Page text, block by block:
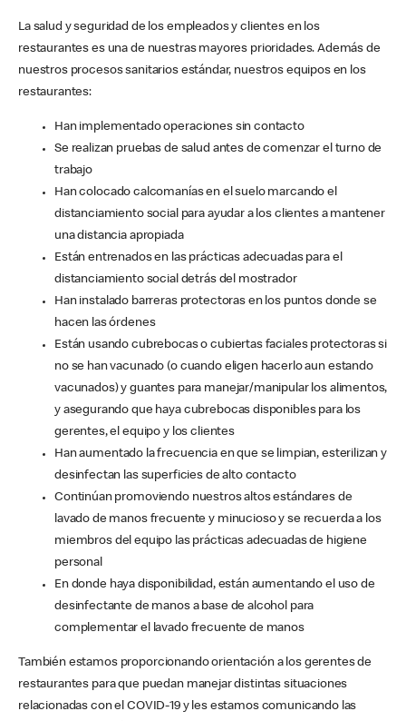
La salud y seguridad de los empleados y clientes en los
restaurantes es una de nuestras mayores prioridades. Además de
nuestros procesos sanitarios estándar, nuestros equipos en los
restaurantes:
Han implementado operaciones sin contacto
Se realizan pruebas de salud antes de comenzar el turno de
trabajo
Han colocado calcomanías en el suelo marcando el
distanciamiento social para ayudar a los clientes a mantener
una distancia apropiada
Están entrenados en las prácticas adecuadas para el
distanciamiento social detrás del mostrador
Han instalado barreras protectoras en los puntos donde se
hacen las órdenes
Están usando cubrebocas o cubiertas faciales protectoras si
no se han vacunado (o cuando eligen hacerlo aun estando
vacunados) y guantes para manejar/manipular los alimentos,
y asegurando que haya cubrebocas disponibles para los
gerentes, el equipo y los clientes
Han aumentado la frecuencia en que se limpian, esterilizan y
desinfectan las superficies de alto contacto
Continúan promoviendo nuestros altos estándares de
lavado de manos frecuente y minucioso y se recuerda a los
miembros del equipo las prácticas adecuadas de higiene
personal
En donde haya disponibilidad, están aumentando el uso de
desinfectante de manos a base de alcohol para
complementar el lavado frecuente de manos
También estamos proporcionando orientación a los gerentes de
restaurantes para que puedan manejar distintas situaciones
relacionadas con el COVID-19 y les estamos comunicando las